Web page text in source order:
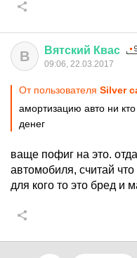
В Вятский Квас
09:06, 22.03.2017
От пользователя Silver
амортизацию авто ни
денег
ваще пофиг на это.
автомобиля, считай
для кого то это бред и